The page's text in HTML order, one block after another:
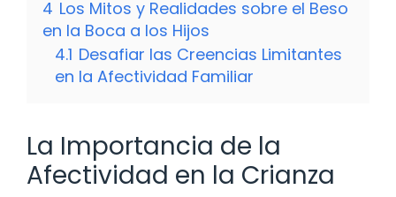
4 Los Mitos y Realidades sobre el Beso
en la Boca a los Hijos
4.1 Desafiar las Creencias Limitantes
en la Afectividad Familiar
La Importancia de la
Afectividad en la Crianza